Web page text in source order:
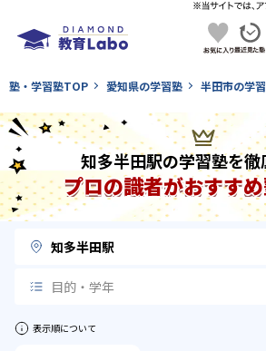
塾・学習塾TOP 愛知県の学習塾 半田市の学
知多半田駅の学習塾を徹
プロの識者がおすす
知多半田駅
目的・学年
表示順について